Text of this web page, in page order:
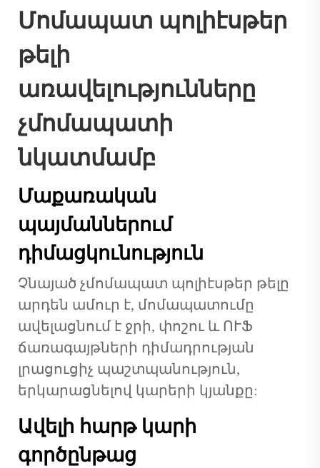
Մոմապատ պոլիէսթեր
թելի
առավելությունները
չմոմապատի
նկատմամբ
Մաքառական
պայմաններում
դիմացկունություն
Չնայած չմոմապատ պոլիէսթեր թելը
արդեն ամուր է, մոմապատումը
ավելացնում է ջրի, փոշու և ՈՒՖ
ճառագայթների դիմադրության
լրացուցիչ պաշտպանություն,
երկարացնելով կարերի կյանքը:
Ավելի հարթ կարի
գործընթաց